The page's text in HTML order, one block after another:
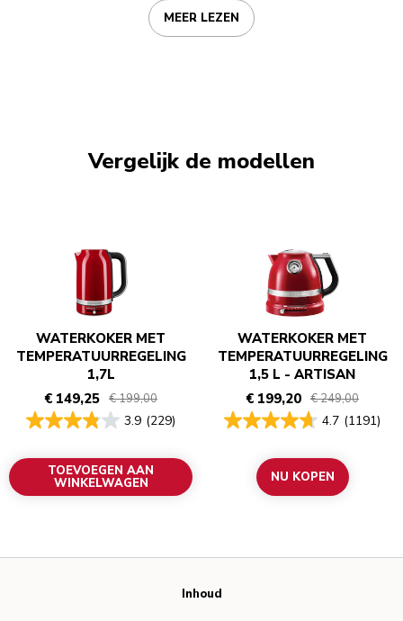
MEER LEZEN
Vergelijk de modellen
WATERKOKER MET
TEMPERATUURREGELING
1,7L
€ 149,25 € 199,00
3.9 (229)
TOEVOEGEN AAN
WINKELWAGEN
WATERKOKER MET
TEMPERATUURREGELING
1,5 L - ARTISAN
€ 199,20 € 249,00
4.7 (1191)
NU KOPEN
Inhoud